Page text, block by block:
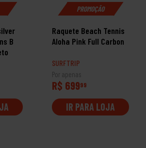
B
PROMOÇÃO
Raquete Beach Tennis
Aloha Pink Full Carbon
SURFTRIP
Por apenas
R$ 69999
IR PARA LOJA